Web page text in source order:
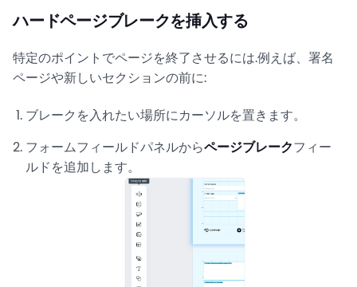
ハードページブレークを挿入する
特定のポイントでページを終了させるには.例えば、署名
ページや新しいセクションの前に:
ブレークを入れたい場所にカーソルを置きます。
フォームフィールドパネルからページブレークフィー
ルドを追加します。